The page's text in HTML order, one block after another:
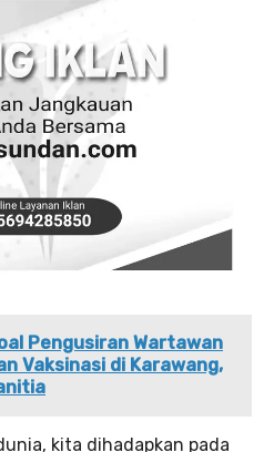
Pengusiran Wartawan
Vaksinasi di Karawang,
kita dihadapkan pada